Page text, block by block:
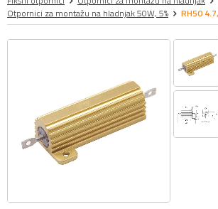
Otpornici za montažu na hladnjak 50W, 5%
RH50